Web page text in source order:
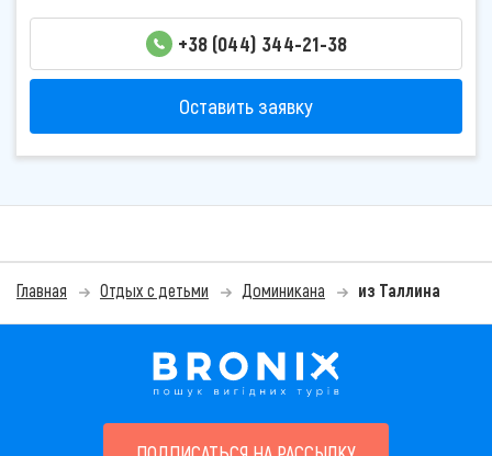
+38 (044) 344-21-38
Оставить заявку
Главная Отдых с детьми Доминикана из Таллина